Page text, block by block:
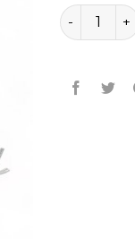
quantité